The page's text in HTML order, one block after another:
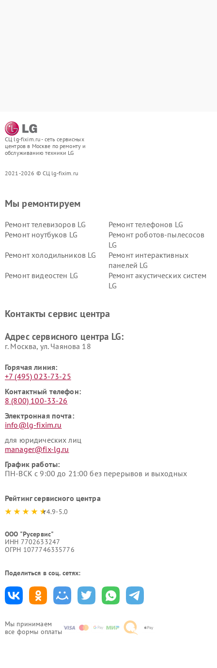
СЦ lg-fixim.ru - сеть сервисных
центров в Москве по ремонту и
обслуживанию техники LG
2021-2026 © СЦ lg-fixim.ru
Мы принимаем
все формы оплаты
Мы ремонтируем
Ремонт телевизоров LG
Ремонт телефонов LG
Ремонт ноутбуков LG
Ремонт роботов-пылесосов
LG
Ремонт холодильников LG
Ремонт интерактивных
панелей LG
Ремонт видеостен LG
Ремонт акустических систем
LG
Ремонт морозильных камер
Ремонт вертикальных
Контакты сервис центра
Адрес сервисного центра LG:
г. Москва, ул. Чаянова 18
Горячая линия:
+7 (495) 023-73-25
Контактный телефон:
8 (800) 100-33-26
Электронная почта:
info@lg-fixim.ru
для юридических лиц
manager@fix-lg.ru
График работы:
ПН-ВСК с 9:00 до 21:00 без перерывов и выходных
Рейтинг сервисного центра
4.9-5.0
ООО "Русервис"
ИНН 7702633247
ОГРН 1077746335776
Поделиться в соц. сетях: